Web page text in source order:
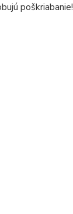
poškriabanie!